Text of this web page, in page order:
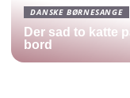
DANSKE BØRNESANGE
Der sad to katte
bord